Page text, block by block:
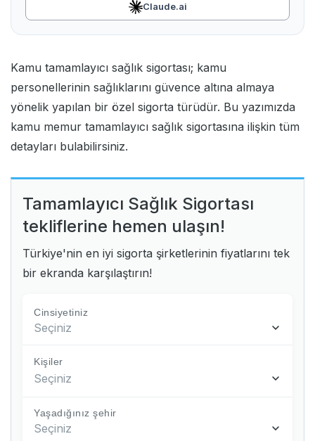
Claude.ai
Kamu tamamlayıcı sağlık sigortası; kamu
personellerinin sağlıklarını güvence altına almaya
yönelik yapılan bir özel sigorta türüdür. Bu yazımızda
kamu memur tamamlayıcı sağlık sigortasına ilişkin tüm
detayları bulabilirsiniz.
Tamamlayıcı Sağlık Sigortası
tekliflerine hemen ulaşın!
Türkiye'nin en iyi sigorta şirketlerinin fiyatlarını tek
bir ekranda karşılaştırın!
Cinsiyetiniz
Seçiniz
Kişiler
Seçiniz
Yaşadığınız şehir
Seçiniz